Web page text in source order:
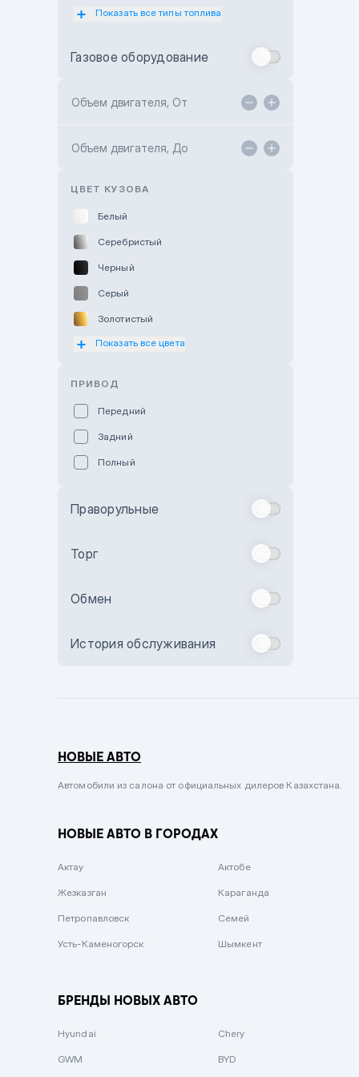
Subaru Motor Almaty
Toyota Kokshetau
Hyundai ShymCity
Показать все типы топлива
Газовое оборудование
Объем двигателя, От
Объем двигателя, До
ЦВЕТ КУЗОВА
Белый
Серебристый
Черный
Серый
Золотистый
Оранжевый
Бежевый
Комбинированный
Сиреневый металлик
Вишневый
Зеленый металлик
Показать все цвета
ПРИВОД
Передний
Задний
Полный
Праворульные
Торг
Обмен
История обслуживания
НОВЫЕ АВТО
Автомобили из салона от официальных дилеров Казахстана.
НОВЫЕ АВТО В ГОРОДАХ
Актау Актобе
Жезказган Караганда
Петропавловск Семей
Усть-Каменогорск Шымкент
БРЕНДЫ НОВЫХ АВТО
Hyundai Chery
GWM BYD